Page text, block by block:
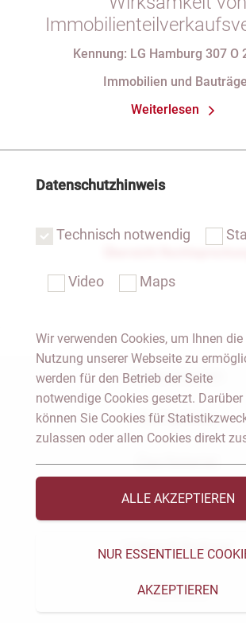
Kennung: LG Hamburg 307 O
Immobilien und
Weiterlesen
Notar Dresden
Fachgebiete
Das Notariat
Vorträge &
Videos & Podcast
Aktuelles
Datenschutzhinweis
Technisch notwendig
Video Maps
Wir verwenden Cookies, um Ihnen
Nutzung unserer Webseite zu
werden für den Betrieb der Seite
notwendige Cookies gesetzt.
können Sie Cookies für
zulassen oder allen Cookies direkt
ALLE AKZEPTIEREN
NUR ESSENTIELLE
AKZEPTIEREN